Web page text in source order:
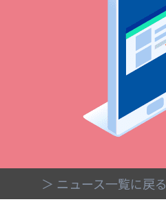
＞ ニュース一覧に戻る